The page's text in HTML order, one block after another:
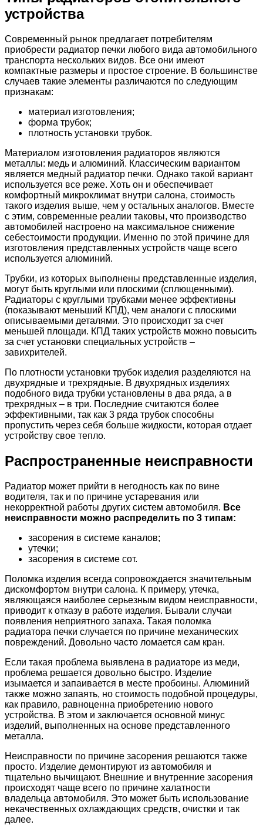
устройства
Современный рынок предлагает потребителям
приобрести радиатор печки любого вида автомобильного
транспорта нескольких видов. Все они имеют
компактные размеры и простое строение. В большинстве
случаев такие элементы различаются по следующим
признакам:
материал изготовления;
форма трубок;
плотность установки трубок.
Материалом изготовления радиаторов являются
металлы: медь и алюминий. Классическим вариантом
является медный радиатор печки. Однако такой вариант
используется все реже. Хоть он и обеспечивает
комфортный микроклимат внутри салона, стоимость
такого изделия выше, чем у остальных аналогов. Вместе
с этим, современные реалии таковы, что производство
автомобилей настроено на максимальное снижение
себестоимости продукции. Именно по этой причине для
изготовления представленных устройств чаще всего
используется алюминий.
Трубки, из которых выполнены представленные изделия,
могут быть круглыми или плоскими (сплющенными).
Радиаторы с круглыми трубками менее эффективны
(показывают меньший КПД), чем аналоги с плоскими
описываемыми деталями. Это происходит за счет
меньшей площади. КПД таких устройств можно повысить
за счет установки специальных устройств –
завихрителей.
По плотности установки трубок изделия разделяются на
двухрядные и трехрядные. В двухрядных изделиях
подобного вида трубки установлены в два ряда, а в
трехрядных – в три. Последние считаются более
эффективными, так как 3 ряда трубок способны
пропустить через себя больше жидкости, которая отдает
устройству свое тепло.
Распространенные неисправности
Радиатор может прийти в негодность как по вине
водителя, так и по причине устаревания или
некорректной работы других систем автомобиля. Все
неисправности можно распределить по 3 типам:
засорения в системе каналов;
утечки;
засорения в системе сот.
Поломка изделия всегда сопровождается значительным
дискомфортом внутри салона. К примеру, утечка,
являющаяся наиболее серьезным видом неисправности,
приводит к отказу в работе изделия. Бывали случаи
появления неприятного запаха. Такая поломка
радиатора печки случается по причине механических
повреждений. Довольно часто ломается сам кран.
Если такая проблема выявлена в радиаторе из меди,
проблема решается довольно быстро. Изделие
изымается и запаивается в месте пробоины. Алюминий
также можно запаять, но стоимость подобной процедуры,
как правило, равноценна приобретению нового
устройства. В этом и заключается основной минус
изделий, выполненных на основе представленного
металла.
Неисправности по причине засорения решаются также
просто. Изделие демонтируют из автомобиля и
тщательно вычищают. Внешние и внутренние засорения
происходят чаще всего по причине халатности
владельца автомобиля. Это может быть использование
некачественных охлаждающих средств, очистки и так
далее.